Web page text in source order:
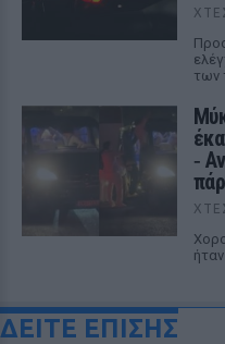
των
‑
ΔΕΙΤΕ ΕΠΙΣΗΣ